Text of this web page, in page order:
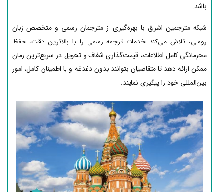
باشد.
شبکه مترجمین اشراق با بهره‌گیری از مترجمان رسمی و متخصص زبان
روسی، تلاش می‌کند خدمات ترجمه رسمی را با بالاترین دقت، حفظ
محرمانگی کامل اطلاعات، قیمت‌گذاری شفاف و تحویل در سریع‌ترین زمان
ممکن ارائه دهد تا متقاضیان بتوانند بدون دغدغه و با اطمینان کامل، امور
بین‌المللی خود را پیگیری نمایند.